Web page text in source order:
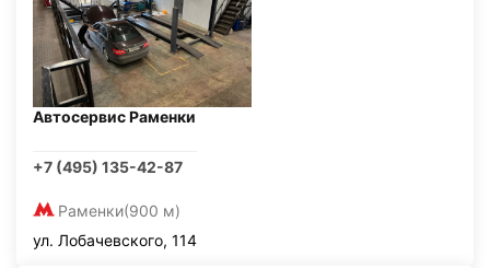
Автосервис Раменки
+7 (495) 135-42-87
Раменки(900 м)
ул. Лобачевского, 114